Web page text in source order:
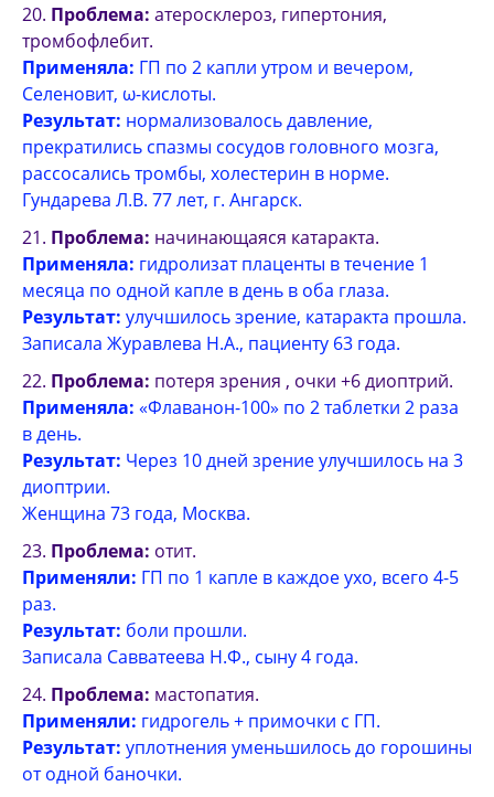
Проблема: атеросклероз, гипертония,
тромбофлебит.
Применяла: ГП по 2 капли утром и вечером,
Селеновит, ω-кислоты.
Результат: нормализовалось давление,
прекратились спазмы сосудов головного мозга,
рассосались тромбы, холестерин в норме.
Гундарева Л.В. 77 лет, г. Ангарск.
Проблема: начинающаяся катаракта.
Применяла: гидролизат плаценты в течение 1
месяца по одной капле в день в оба глаза.
Результат: улучшилось зрение, катаракта прошла.
Записала Журавлева Н.А., пациенту 63 года.
Проблема: потеря зрения , очки +6 диоптрий.
Применяла: «Флаванон-100» по 2 таблетки 2 раза
в день.
Результат: Через 10 дней зрение улучшилось на 3
диоптрии.
Женщина 73 года, Москва.
Проблема: отит.
Применяли: ГП по 1 капле в каждое ухо, всего 4-5
раз.
Результат: боли прошли.
Записала Савватеева Н.Ф., сыну 4 года.
Проблема: мастопатия.
Применяли: гидрогель + примочки с ГП.
Результат: уплотнения уменьшилось до горошины
от одной баночки.